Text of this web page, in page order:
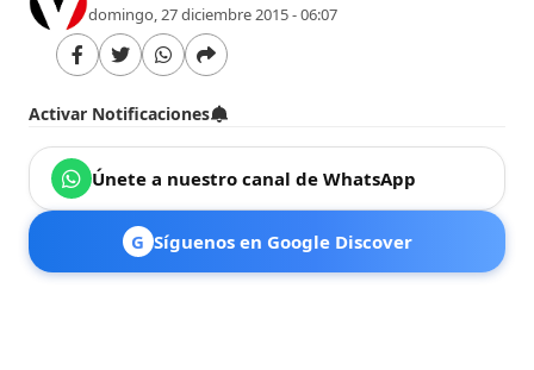
domingo, 27 diciembre 2015 - 06:07
Activar Notificaciones
Únete a nuestro canal de WhatsApp
G Síguenos en Google Discover